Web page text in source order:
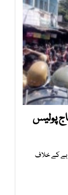
پولیس
کے خلاف